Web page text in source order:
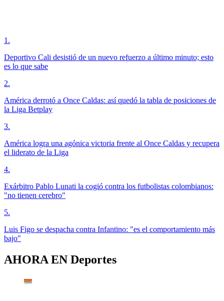
1 .
Deportivo Cali desistió de un nuevo refuerzo a último minuto; esto
es lo que sabe
2.
América derrotó a Once Caldas: así quedó la tabla de posiciones de
la Liga Betplay
3.
América logra una agónica victoria frente al Once Caldas y recupera
el liderato de la Liga
4.
Exárbitro Pablo Lunati la cogió contra los futbolistas colombianos:
"no tienen cerebro"
5.
Luis Figo se despacha contra Infantino: "es el comportamiento más
bajo"
AHORA EN Deportes